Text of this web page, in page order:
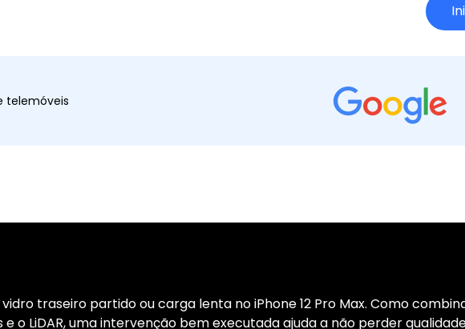
telemóveis
traseiro partido ou carga lenta no iPhone 12 Pro Max. Como
o LiDAR, uma intervenção bem executada ajuda a não perder